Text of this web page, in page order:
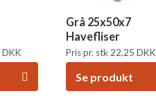
DKK
Grå 25x50x7
Havefliser
Pris pr. stk 22,25 DKK
Se produkt